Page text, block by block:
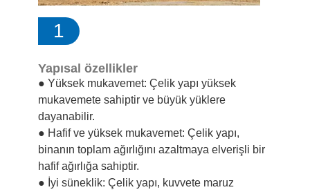
1
Yapısal özellikler
● Yüksek mukavemet: Çelik yapı yüksek
mukavemete sahiptir ve büyük yüklere
dayanabilir.
● Hafif ve yüksek mukavemet: Çelik yapı,
binanın toplam ağırlığını azaltmaya elverişli bir
hafif ağırlığa sahiptir.
● İyi süneklik: Çelik yapı, kuvvete maruz